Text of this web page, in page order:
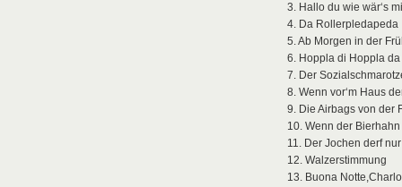
3. Hallo du wie wär‘s
4. Da Rollerpledapeda
5. Ab Morgen in der
6. Hoppla di Hoppla da
7. Der
8. Wenn vor‘m Haus
9. Die Airbags von der
10. Wenn der
11. Der Jochen derf
12. Walzerstimmung
13. Buona